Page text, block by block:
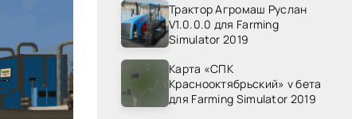
Трактор Агромаш Руслан
V1.0.0.0 для Farming
Simulator 2019
Карта «СПК
Краснооктябрьский» v бета
для Farming Simulator 2019